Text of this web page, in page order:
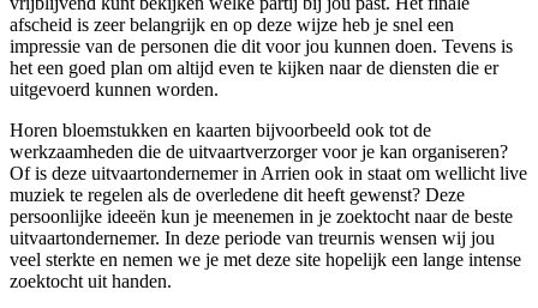
afscheid is zeer belangrijk en op deze wijze heb je snel een
impressie van de personen die dit voor jou kunnen doen. Tevens is
het een goed plan om altijd even te kijken naar de diensten die er
uitgevoerd kunnen worden.
Horen bloemstukken en kaarten bijvoorbeeld ook tot de
werkzaamheden die de uitvaartverzorger voor je kan organiseren?
Of is deze uitvaartondernemer in Arrien ook in staat om wellicht live
muziek te regelen als de overledene dit heeft gewenst? Deze
persoonlijke ideeën kun je meenemen in je zoektocht naar de beste
uitvaartondernemer. In deze periode van treurnis wensen wij jou
veel sterkte en nemen we je met deze site hopelijk een lange intense
zoektocht uit handen.